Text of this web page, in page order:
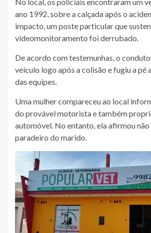
No local, os policiais encontraram um
ano 1992, sobre a calçada após o
impacto, um poste particular que
videomonitoramento foi derrubado.
De acordo com testemunhas, o
veículo logo após a colisão e fugiu a pé
das equipes.
Uma mulher compareceu ao local
do provável motorista e também
automóvel. No entanto, ela afirmou não
paradeiro do marido.